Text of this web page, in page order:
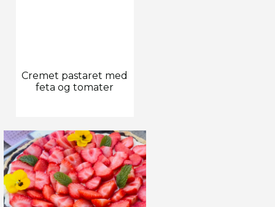
Cremet pastaret med
feta og tomater